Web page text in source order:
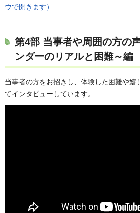
ウで開きます）
第4部 当事者や周囲の方の
ンダーのリアルと困難～編
当事者の方をお招きし、体験した困難や嬉
てインタビューしています。